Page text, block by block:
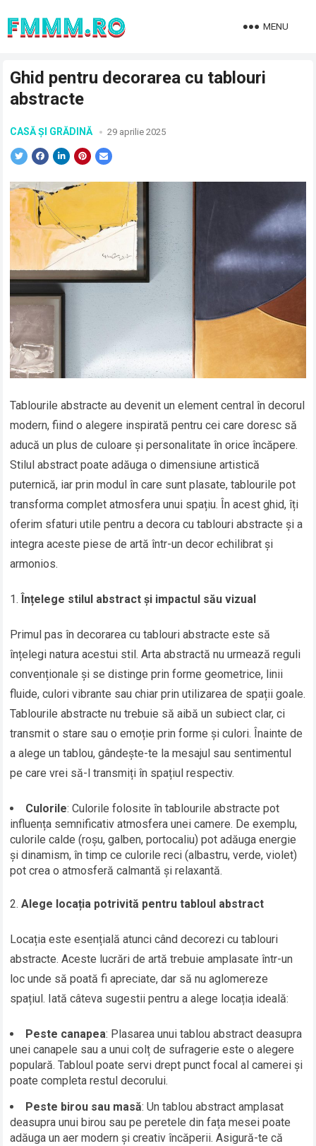
MENU
Ghid pentru decorarea cu tablouri
abstracte
CASĂ ȘI GRĂDINĂ 29 aprilie 2025
Tablourile abstracte au devenit un element central în decorul
modern, fiind o alegere inspirată pentru cei care doresc să
aducă un plus de culoare și personalitate în orice încăpere.
Stilul abstract poate adăuga o dimensiune artistică
puternică, iar prin modul în care sunt plasate, tablourile pot
transforma complet atmosfera unui spațiu. În acest ghid, îți
oferim sfaturi utile pentru a decora cu tablouri abstracte și a
integra aceste piese de artă într-un decor echilibrat și
armonios.
Înțelege stilul abstract și impactul său vizual
Primul pas în decorarea cu tablouri abstracte este să
înțelegi natura acestui stil. Arta abstractă nu urmează reguli
convenționale și se distinge prin forme geometrice, linii
fluide, culori vibrante sau chiar prin utilizarea de spații goale.
Tablourile abstracte nu trebuie să aibă un subiect clar, ci
transmit o stare sau o emoție prin forme și culori. Înainte de
a alege un tablou, gândește-te la mesajul sau sentimentul
pe care vrei să-l transmiți în spațiul respectiv.
Culorile: Culorile folosite în tablourile abstracte pot
influența semnificativ atmosfera unei camere. De exemplu,
culorile calde (roșu, galben, portocaliu) pot adăuga energie
și dinamism, în timp ce culorile reci (albastru, verde, violet)
pot crea o atmosferă calmantă și relaxantă.
Alege locația potrivită pentru tabloul abstract
Locația este esențială atunci când decorezi cu tablouri
abstracte. Aceste lucrări de artă trebuie amplasate într-un
loc unde să poată fi apreciate, dar să nu aglomereze
spațiul. Iată câteva sugestii pentru a alege locația ideală:
Peste canapea: Plasarea unui tablou abstract deasupra
unei canapele sau a unui colț de sufragerie este o alegere
populară. Tabloul poate servi drept punct focal al camerei și
poate completa restul decorului.
Peste birou sau masă: Un tablou abstract amplasat
deasupra unui birou sau pe peretele din fața mesei poate
adăuga un aer modern și creativ încăperii. Asigură-te că